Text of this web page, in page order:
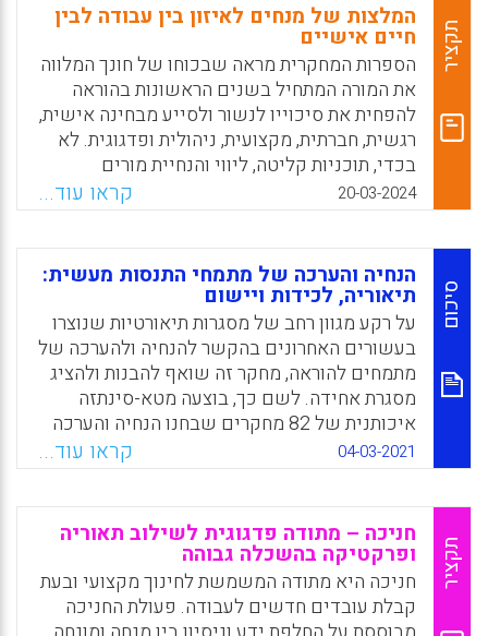
תקציר
המלצות של מנחים לאיזון בין עבודה לבין
חיים אישיים
הספרות המחקרית מראה שבכוחו של חונך המלווה
את המורה המתחיל בשנים הראשונות בהוראה
להפחית את סיכוייו לנשור ולסייע מבחינה אישית,
רגשית, חברתית, מקצועית, ניהולית ופדגוגית. לא
בכדי, תוכניות קליטה, ליווי והנחיית מורים
מתחילים בבתי ספר הן בגדר הכרח. אבל, לרוב,
המנחים שמוצבים בתפקיד לא מקבלים הכשרה
פורמלית בבית הספר או במוסד אקדמי. על רקע
זה, התכנסה באוניברסיטת ויומינג ועדה שכללה
18 מורים, מנהלים ומרצים להוראה, כולם מנוסים
בהנחיית מורים מתחילים. הוועדה דנה בקשיים
הצפויים למורים המתחילים ולמנחים וגיבשה את
מסמך ההמלצות הנוכחי.
WhatsApp
Facebook
Email
X
20-03-2024 קראו עוד...
סיכום
הנחיה והערכה של מתמחי התנסות מעשית:
תיאוריה, לכידות ויישום
על רקע מגוון רחב של מסגרות תיאורטיות שנוצרו
בעשורים האחרונים בהקשר להנחיה ולהערכה של
מתמחים להוראה, מחקר זה שואף להבנות ולהציג
מסגרת אחידה. לשם כך, בוצעה מטא-סינתזה
איכותנית של 82 מחקרים שבחנו הנחיה והערכה
של סטודנטים להוראה. פיתוח מסגרת קוהרנטית
בתחומי הנחיה והערכה של מועמדים יכול לסייע
למרצים להוראה להסתמך על מידע עדכני, לפתח
שפה משותפת, לחוש מיקוד וביטחון ולמקסם את
יכולות המתמחים.
WhatsApp
Facebook
Email
X
04-03-2021 קראו עוד...
תקציר
חניכה – מתודה פדגוגית לשילוב תאוריה
ופרקטיקה בהשכלה גבוהה
חניכה היא מתודה המשמשת לחינוך מקצועי ובעת
קבלת עובדים חדשים לעבודה. פעולת החניכה